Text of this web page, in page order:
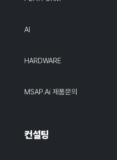
AI
HARDWARE
MSAP.ai 제품문의
컨설팅